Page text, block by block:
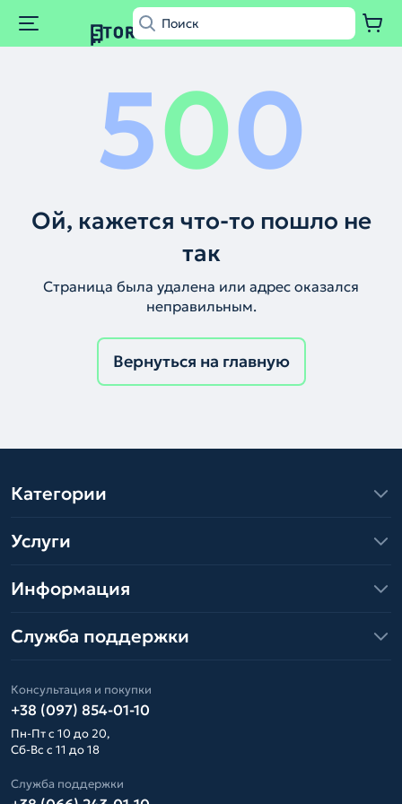
500
Ой, кажется что-то пошло не
так
Страница была удалена или адрес оказался
неправильным.
Вернуться на главную
Категории
Услуги
Информация
Служба поддержки
Консультация и покупки
+38 (097) 854-01-10
Пн-Пт с 10 до 20,
Сб-Вс с 11 до 18
Служба поддержки